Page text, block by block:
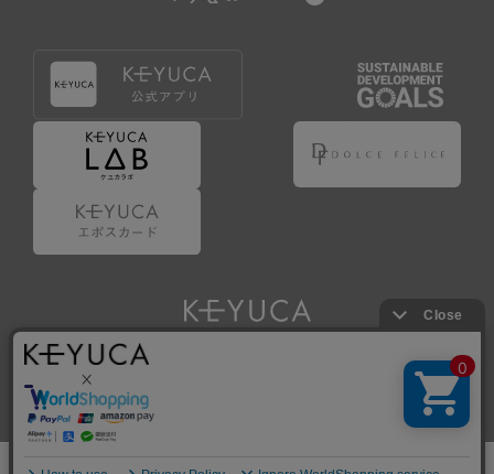
Copyright © KAWAJUN Co., Ltd. All Rights Reserved.